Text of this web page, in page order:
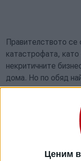
Ценим
Правителството се
катастрофата,
некритичните
дома. Но по обяд
"Антонио Гитерас"
верижно спиране
милиона кубинци са
"Ще работим без
написа в Туитър
Канел. Енергийните